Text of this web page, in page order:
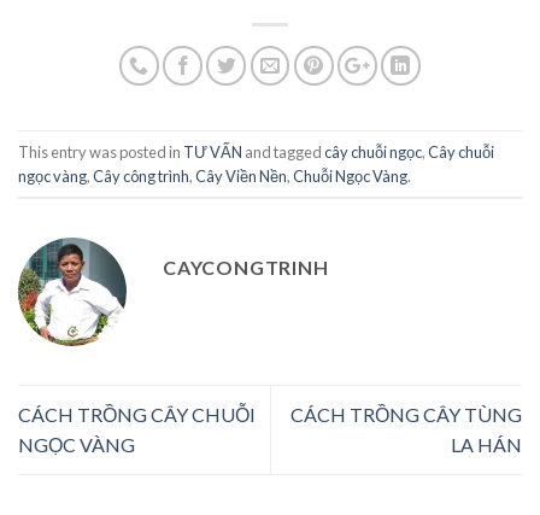
This entry was posted in TƯ VẤN and taggedcây chuỗi ngọc,Cây chuỗi
ngọc vàng,Cây công trình,Cây Viền Nền,Chuỗi Ngọc Vàng.
CAYCONGTRINH
CÁCH TRỒNG CÂY CHUỖI
NGỌC VÀNG
CÁCH TRỒNG CÂY TÙNG
LA HÁN